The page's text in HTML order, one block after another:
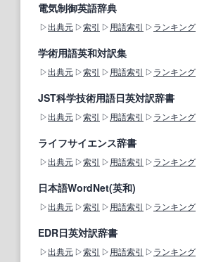
電気制御英語辞典
出典元 索引 用語索引 ランキング
学術用語英和対訳集
出典元 索引 用語索引 ランキング
JST科学技術用語日英対訳辞書
出典元 索引 用語索引 ランキング
ライフサイエンス辞書
出典元 索引 用語索引 ランキング
日本語WordNet(英和)
出典元 索引 用語索引 ランキング
EDR日英対訳辞書
出典元 索引 用語索引 ランキング